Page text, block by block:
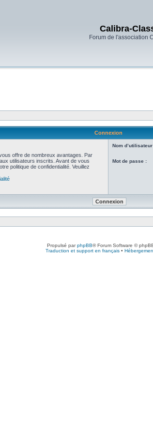
Calibra-
Forum de l'association
Connexion
offre de nombreux avantages. Par
utilisateurs inscrits. Avant de vous
politique de confidentialité. Veuillez
Nom
Mot de passe :
Propulsé parphpBB® Forum Software ©
Traduction et support en français•